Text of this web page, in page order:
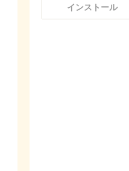
インストール